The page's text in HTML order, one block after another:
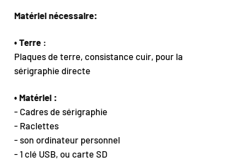
Matériel nécessaire:
• Terre :
Plaques de terre, consistance cuir, pour la
sérigraphie directe
• Matériel :
- Cadres de sérigraphie
- Raclettes
- son ordinateur personnel
- 1 clé USB, ou carte SD